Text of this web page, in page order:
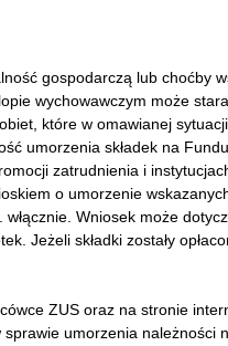
gospodarczą lub choćby
wychowawczym może
które w omawianej sytuacji
umorzenia składek na
zatrudnienia i
o umorzenie
Wniosek może
Jeżeli składki zostały
ZUS oraz na stronie
umorzenia należności